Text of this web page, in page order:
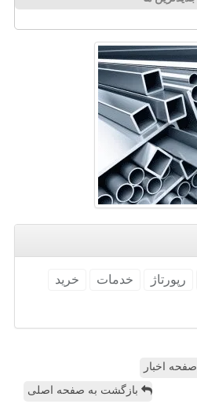
رپورتاژ خدمات
خرید
صفحه اخبار
بازگشت به صفحه اصلی